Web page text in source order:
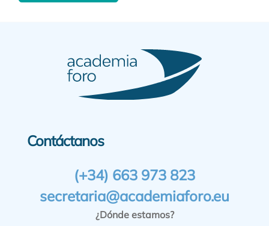
Contáctanos
(+34) 663 973 823
secretaria@academiaforo.eu
¿Dónde estamos?